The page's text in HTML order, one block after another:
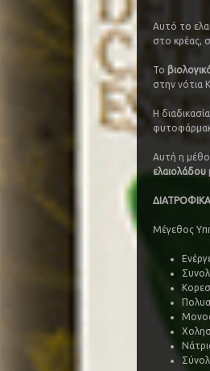
Αυτό το
στο κρέας,
Το
στην νότια
Η
Αυτή η
ελαιολάδου
Μέγεθος